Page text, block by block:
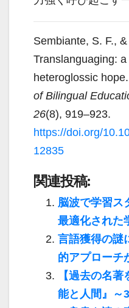
Sembiante, S. F.,
Translanguaging:
heteroglossic hope.
of Bilingual
26(8), 919–923.
https://doi.org/
12835
関連投稿:
脳波で学習ス
最適化された
言語獲得の謎
的アプローチ
【過去の名
能と人間』～